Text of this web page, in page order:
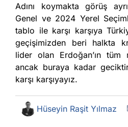
Adını koymakta görüş
Genel ve 2024 Yerel
tablo ile karşı karşıya
geçişimizden beri halkta
lider olan Erdoğan’ın tüm
ancak buraya kadar
karşı karşıyayız.
Hüseyin Raşit Yılmaz